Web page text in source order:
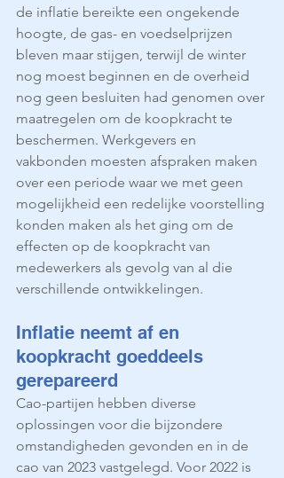
de inflatie bereikte een ongekende
hoogte, de gas- en voedselprijzen
bleven maar stijgen, terwijl de winter
nog moest beginnen en de overheid
nog geen besluiten had genomen over
maatregelen om de koopkracht te
beschermen. Werkgevers en
vakbonden moesten afspraken maken
over een periode waar we met geen
mogelijkheid een redelijke voorstelling
konden maken als het ging om de
effecten op de koopkracht van
medewerkers als gevolg van al die
verschillende ontwikkelingen.
Inflatie neemt af en
koopkracht goeddeels
gerepareerd
Cao-partijen hebben diverse
oplossingen voor die bijzondere
omstandigheden gevonden en in de
cao van 2023 vastgelegd. Voor 2022 is